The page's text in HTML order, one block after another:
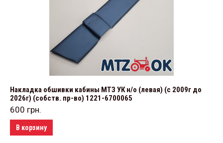
Накладка обшивки кабины МТЗ УК н/о (левая) (с 2009г до
2026г) (собств. пр-во) 1221-6700065
600 грн.
В корзину